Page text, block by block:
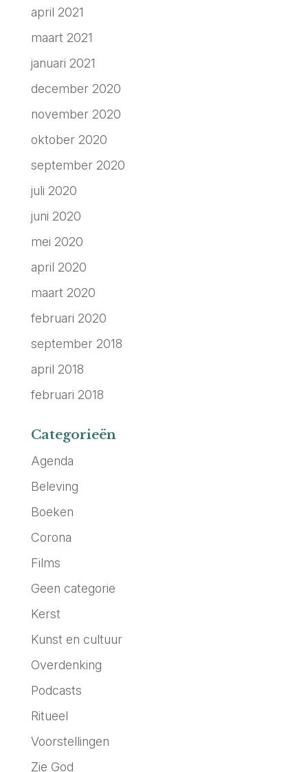
april 2021
maart 2021
januari 2021
december 2020
november 2020
oktober 2020
september 2020
juli 2020
juni 2020
mei 2020
april 2020
maart 2020
februari 2020
september 2018
april 2018
februari 2018
Categorieën
Agenda
Beleving
Boeken
Corona
Films
Geen categorie
Kerst
Kunst en cultuur
Overdenking
Podcasts
Ritueel
Voorstellingen
Zie God